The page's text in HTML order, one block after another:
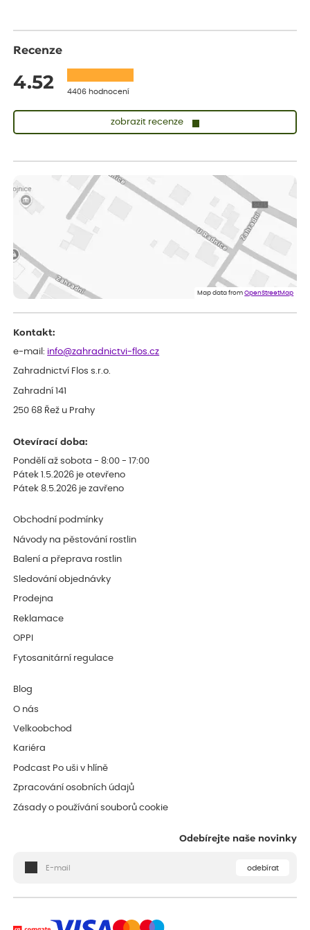
Recenze
4.52 4406 hodnocení
zobrazit recenze
Měla jsem pouze 1objednavku a zatím jsem spokojená se
sazenicemi
Miroslava
Rostliny byly v pořádku, dobře zabalené, celková spokojenost.
Doporučuji :). Spokojenost, stromky v pěkném stavu. Jediné, co
my chybělo, bylo komunikování nedostupného zboží před
Map data fromOpenStreetMap
Kontakt:
e-mail: info@zahradnictvi-flos.cz
Zahradnictví Flos s.r.o.
Zahradní 141
250 68 Řež u Prahy
Otevírací doba:
Pondělí až sobota - 8:00 - 17:00
Pátek 1.5.2026 je otevřeno
Pátek 8.5.2026 je zavřeno
Obchodní podmínky
Návody na pěstování rostlin
Balení a přeprava rostlin
Sledování objednávky
Prodejna
Reklamace
OPPI
Fytosanitární regulace
Blog
O nás
Velkoobchod
Kariéra
Podcast Po uši v hlíně
Zpracování osobních údajů
Zásady o používání souborů cookie
Odebírejte naše novinky
odebírat